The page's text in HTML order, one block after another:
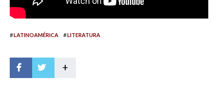
#LATINOAMÉRICA #LITERATURA
+